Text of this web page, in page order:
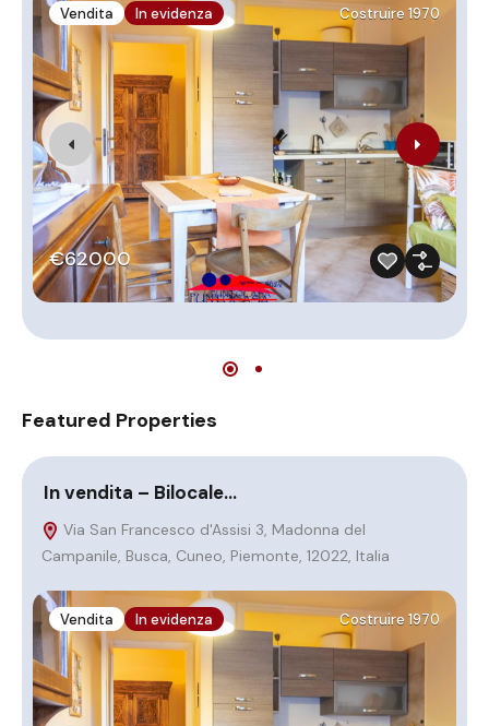
Vendita In evidenza Costruire 1970
€62000
Featured Properties
In vendita – Bilocale…
Via San Francesco d'Assisi 3, Madonna del
Campanile, Busca, Cuneo, Piemonte, 12022, Italia
Vendita In evidenza Costruire 1970